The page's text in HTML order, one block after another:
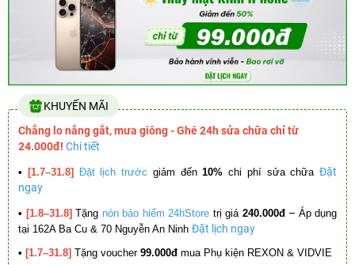
KHUYẾN MÃI
Chẳng lo nắng gắt, mưa giông - Ghé 24h sửa chữa chỉ từ
24.000đ! Chi tiết
• [1.7–31.8] Đặt lịch trước giảm đến10% chi phí sửa chữa Đặt
ngay
• [1.8–31.8] Tặng nón bảo hiểm 24hStore trị giá 240.000đ – Áp dụng
tại 162A Ba Cu & 70 Nguyễn An Ninh Đặt lịch ngay
• [1.7–31.8] Tặng voucher 99.000đ mua Phụ kiện REXON & VIDVIE